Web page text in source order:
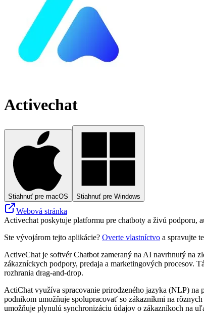
Activechat
Stiahnuť pre macOS Stiahnuť pre Windows
Webová stránka
Activechat poskytuje platformu pre chatboty a živú podporu,
Ste vývojárom tejto aplikácie? Overte vlastníctvo a spravujte
ActiveChat je softvér Chatbot zameraný na AI navrhnutý na
zákazníckych podpory, predaja a marketingových procesov.
rozhrania drag-and-drop.
ActiChat využíva spracovanie prirodzeného jazyka (NLP) na
podnikom umožňuje spolupracovať so zákazníkmi na
umožňuje plynulú synchronizáciu údajov o zákazníkoch na